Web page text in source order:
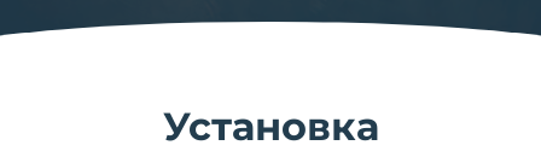
Установка